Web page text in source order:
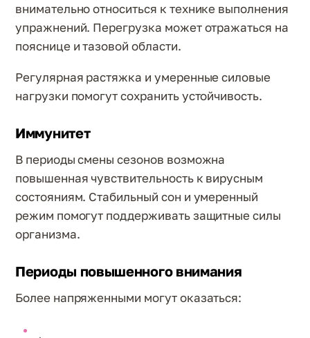
внимательно относиться к технике выполнения
упражнений. Перегрузка может отражаться на
пояснице и тазовой области.
Регулярная растяжка и умеренные силовые
нагрузки помогут сохранить устойчивость.
Иммунитет
В периоды смены сезонов возможна
повышенная чувствительность к вирусным
состояниям. Стабильный сон и умеренный
режим помогут поддерживать защитные силы
организма.
Периоды повышенного внимания
Более напряженными могут оказаться: